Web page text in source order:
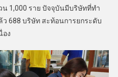
น 1,000 ราย ปัจจุบันมีบริษัทที่ทำ
688 บริษัท สะท้อนการยกระดับ
อง